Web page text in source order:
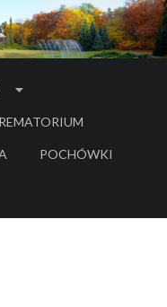
POCHÓWKI
- LINK DO SERWISU